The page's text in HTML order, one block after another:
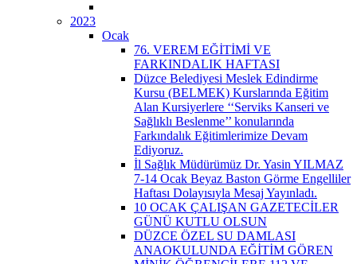
2023
Ocak
76. VEREM EĞİTİMİ VE
FARKINDALIK HAFTASI
Düzce Belediyesi Meslek Edindirme
Kursu (BELMEK) Kurslarında Eğitim
Alan Kursiyerlere ‘‘Serviks Kanseri ve
Sağlıklı Beslenme’’ konularında
Farkındalık Eğitimlerimize Devam
Ediyoruz.
İl Sağlık Müdürümüz Dr. Yasin YILMAZ
7-14 Ocak Beyaz Baston Görme Engelliler
Haftası Dolayısıyla Mesaj Yayınladı.
10 OCAK ÇALIŞAN GAZETECİLER
GÜNÜ KUTLU OLSUN
DÜZCE ÖZEL SU DAMLASI
ANAOKULUNDA EĞİTİM GÖREN